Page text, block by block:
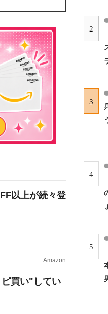
以上が続々登
Amazon
ピ買い"してい
2
3
4
5